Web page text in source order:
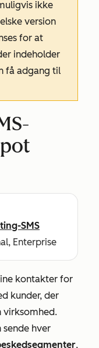
ikke
version
for at
indeholder
få adgang til
SMS
Enterprise
kontakter for
kunder, der
sende hver
,